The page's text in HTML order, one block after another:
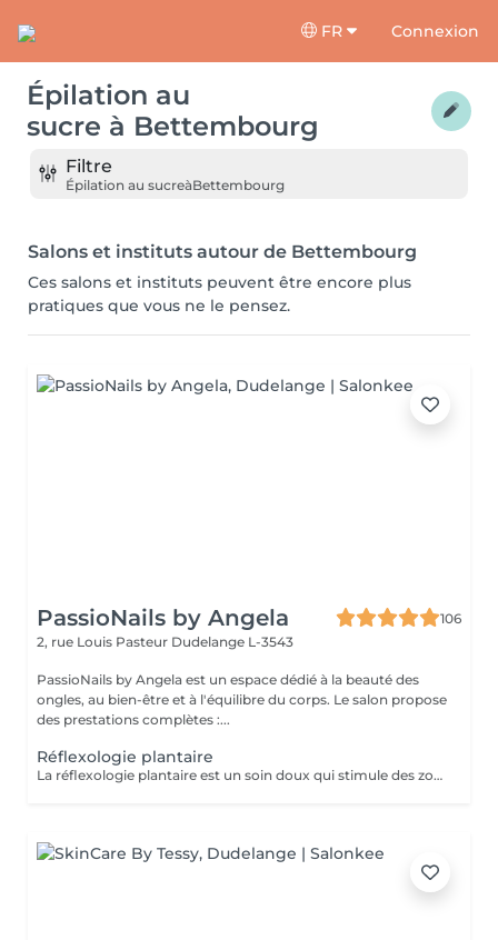
FR Connexion
Épilation au
sucre à Bettembourg
Filtre
Épilation au sucreàBettembourg
Salons et instituts autour de Bettembourg
Ces salons et instituts peuvent être encore plus
pratiques que vous ne le pensez.
PassioNails by Angela
106
2, rue Louis Pasteur Dudelange L-3543
PassioNails by Angela est un espace dédié à la beauté des
ongles, au bien-être et à l'équilibre du corps. Le salon propose
des prestations complètes :...
Réflexologie plantaire
La réflexologie plantaire est un soin doux qui stimule des zones précises du pied pour rééquilibrer le corps, apaiser le stress et libérer les tensions. Grâce à des pressions ciblées, elle favorise la détente profonde, améliore le sommeil, la circulation et le bien-être général. Un moment de relaxation totale, où le corps retrouve naturellement son harmonie